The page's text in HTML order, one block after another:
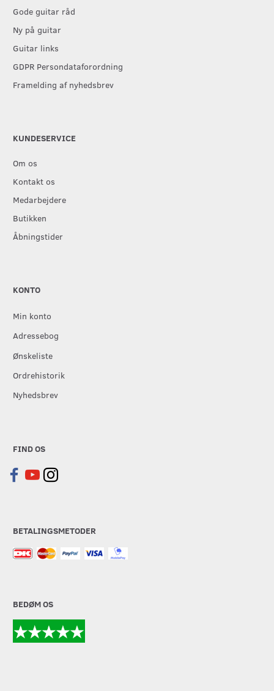
Gode guitar råd
Ny på guitar
Guitar links
GDPR Persondataforordning
Framelding af nyhedsbrev
KUNDESERVICE
Om os
Kontakt os
Medarbejdere
Butikken
Åbningstider
KONTO
Min konto
Adressebog
Ønskeliste
Ordrehistorik
Nyhedsbrev
FIND OS
BETALINGSMETODER
BEDØM OS